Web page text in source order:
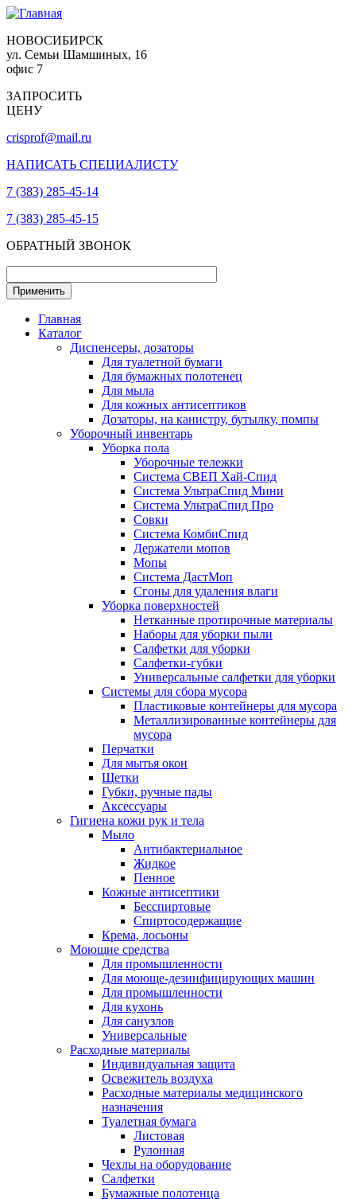
НОВОСИБИРСК
ул. Семьи Шамшиных, 16
офис 7
ЗАПРОСИТЬ
ЦЕНУ
crisprof@mail.ru
НАПИСАТЬ СПЕЦИАЛИСТУ
7 (383) 285-45-14
7 (383) 285-45-15
ОБРАТНЫЙ ЗВОНОК
Главная
Каталог
Диспенсеры, дозаторы
Для туалетной бумаги
Для бумажных полотенец
Для мыла
Для кожных антисептиков
Дозаторы, на канистру, бутылку, помпы
Уборочный инвентарь
Уборка пола
Уборочные тележки
Система СВЕП Хай-Спид
Система УльтраСпид Мини
Система УльтраСпид Про
Совки
Система КомбиСпид
Держатели мопов
Мопы
Система ДастМоп
Сгоны для удаления влаги
Уборка поверхностей
Нетканные протирочные материалы
Наборы для уборки пыли
Салфетки для уборки
Салфетки-губки
Универсальные салфетки для уборки
Системы для сбора мусора
Пластиковые контейнеры для мусора
Металлизированные контейнеры для
мусора
Перчатки
Для мытья окон
Щетки
Губки, ручные пады
Аксессуары
Гигиена кожи рук и тела
Мыло
Антибактериальное
Жидкое
Пенное
Кожные антисептики
Бесспиртовые
Cпиртосодержащие
Крема, лосьоны
Моющие средства
Для промышленности
Для моюще-дезинфицирующих машин
Для промышленности
Для кухонь
Для санузлов
Универсальные
Расходные материалы
Индивидуальная защита
Освежитель воздуха
Расходные материалы медицинского
назначения
Туалетная бумага
Листовая
Рулонная
Чехлы на оборудование
Салфетки
Бумажные полотенца